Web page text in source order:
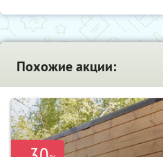
Похожие акции: